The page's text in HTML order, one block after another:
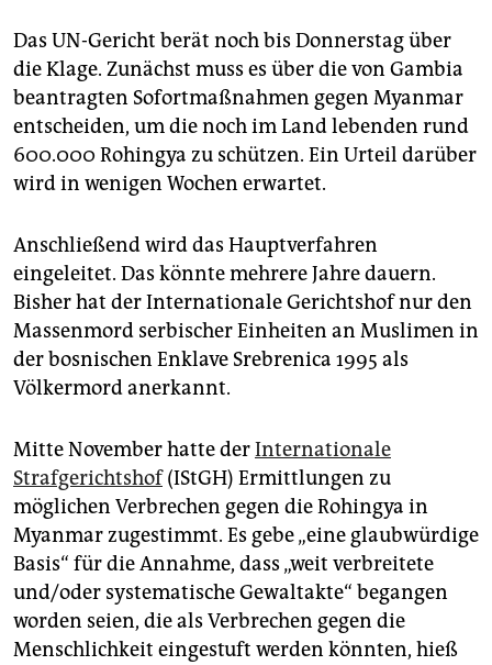
Das UN-Gericht berät noch bis Donnerstag über
die Klage. Zunächst muss es über die von Gambia
beantragten Sofortmaßnahmen gegen Myanmar
entscheiden, um die noch im Land lebenden rund
600.000 Rohingya zu schützen. Ein Urteil darüber
wird in wenigen Wochen erwartet.
Anschließend wird das Hauptverfahren
eingeleitet. Das könnte mehrere Jahre dauern.
Bisher hat der Internationale Gerichtshof nur den
Massenmord serbischer Einheiten an Muslimen in
der bosnischen Enklave Srebrenica 1995 als
Völkermord anerkannt.
Mitte November hatte derInternationale
Strafgerichtshof(IStGH) Ermittlungen zu
möglichen Verbrechen gegen die Rohingya in
Myanmar zugestimmt. Es gebe „eine glaubwürdige
Basis“ für die Annahme, dass „weit verbreitete
und/oder systematische Gewaltakte“ begangen
worden seien, die als Verbrechen gegen die
Menschlichkeit eingestuft werden könnten, hieß